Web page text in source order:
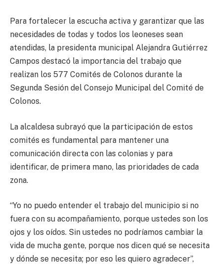
Para fortalecer la escucha activa y garantizar que las
necesidades de todas y todos los leoneses sean
atendidas, la presidenta municipal Alejandra Gutiérrez
Campos destacó la importancia del trabajo que
realizan los 577 Comités de Colonos durante la
Segunda Sesión del Consejo Municipal del Comité de
Colonos.
La alcaldesa subrayó que la participación de estos
comités es fundamental para mantener una
comunicación directa con las colonias y para
identificar, de primera mano, las prioridades de cada
zona.
“Yo no puedo entender el trabajo del municipio si no
fuera con su acompañamiento, porque ustedes son los
ojos y los oídos. Sin ustedes no podríamos cambiar la
vida de mucha gente, porque nos dicen qué se necesita
y dónde se necesita; por eso les quiero agradecer”,